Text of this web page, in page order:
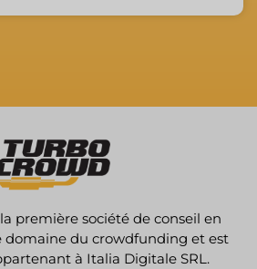
première société de conseil en
domaine du crowdfunding et est
à Italia Digitale SRL.